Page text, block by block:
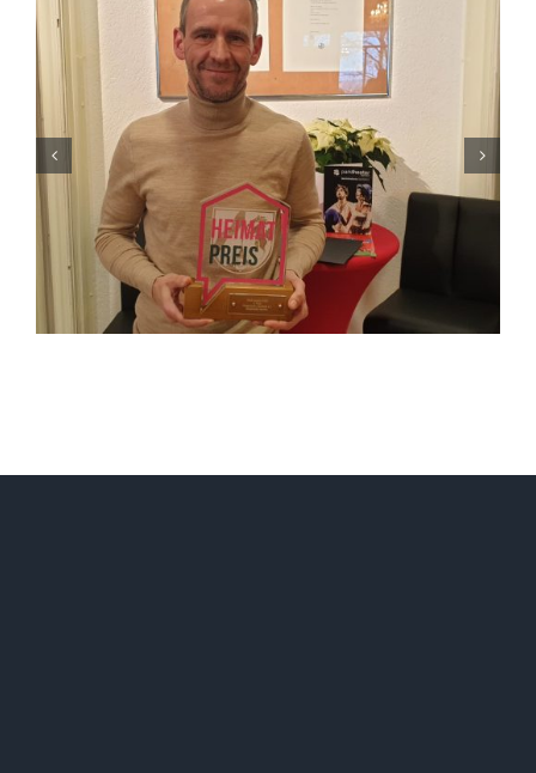
Lüdenscheid Live mit Ingo
Starink